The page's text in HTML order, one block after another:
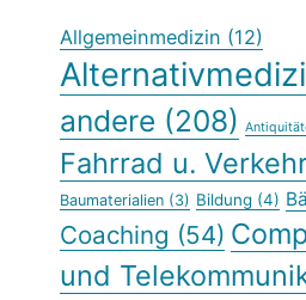
Allgemeinmedizin (12)
andere (208)
Fahrrad u.
Baumaterialien (3) Bildung (4)
Coaching (54)
und